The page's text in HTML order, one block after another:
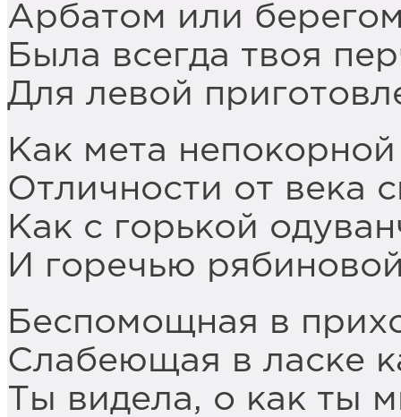
Арбатом или
Была всегда твоя
Для левой
Как мета
Отличности от века
Как с горькой
И горечью
Беспомощная в
Слабеющая в ласке
Ты видела, о как ты